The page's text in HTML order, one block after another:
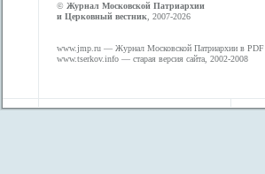
© Журнал Московской Патриархии
и Церковный вестник , 2007-2026
www.jmp.ru — Журнал Московской Патриархии в PDF
www.tserkov.info — старая версия сайта, 2002-2008